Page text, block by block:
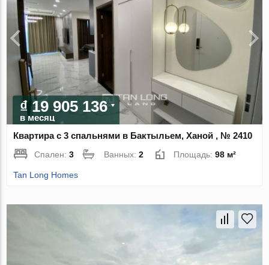
₫ 19 905 136
в месяц
Квартира с 3 спальнями в Бактыльем, Ханой , № 2410
Спален:3 Ванных:2 Площадь:98 м²
Tan Long Homes